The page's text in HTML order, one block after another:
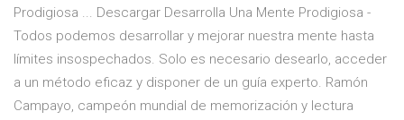
Prodigiosa ... Descargar Desarrolla Una Mente Prodigiosa -
Todos podemos desarrollar y mejorar nuestra mente hasta
límites insospechados. Solo es necesario desearlo, acceder
a un método eficaz y disponer de un guía experto. Ramón
Campayo, campeón mundial de memorización y lectura